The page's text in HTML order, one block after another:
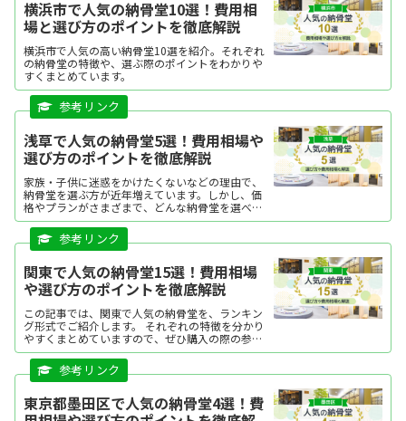
横浜市で人気の納骨堂10選！費用相
場と選び方のポイントを徹底解説
横浜市で人気の高い納骨堂10選を紹介。それぞれ
の納骨堂の特徴や、選ぶ際のポイントをわかりや
すくまとめています。
浅草で人気の納骨堂5選！費用相場や
選び方のポイントを徹底解説
家族・子供に迷惑をかけたくないなどの理由で、
納骨堂を選ぶ方が近年増えています。しかし、価
格やプランがさまざまで、どんな納骨堂を選べば
よいか迷う方も多いですよね。この記事では、浅
草で人気の納骨堂を、ランキング形式でご紹介し
ます。それぞれの特徴...
関東で人気の納骨堂15選！費用相場
や選び方のポイントを徹底解説
この記事では、関東で人気の納骨堂を、ランキン
グ形式でご紹介します。 それぞれの特徴を分かり
やすくまとめていますので、ぜひ購入の際の参考
にしてください。気になる納骨堂があった場合
は、資料請求したり、現地見学をしてみましょ
う。
東京都墨田区で人気の納骨堂4選！費